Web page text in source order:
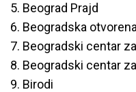
5. Beograd Prajd
6. Beogradska
7. Beogradski centar
8. Beogradski centar
9. Birodi